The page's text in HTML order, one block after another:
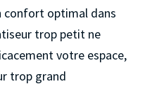
confort optimal dans
trop petit ne
votre espace,
trop grand